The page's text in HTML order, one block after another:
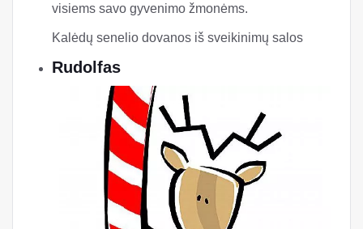
visiems savo gyvenimo žmonėms.
Kalėdų senelio dovanos iš sveikinimų salos
Rudolfas